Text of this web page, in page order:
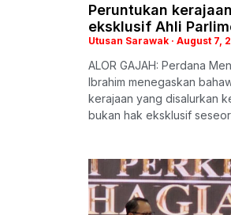
Peruntukan
eksklusif Ahli
Utusan Sarawak August 7,
ALOR GAJAH: Perdana
Ibrahim menegaskan
kerajaan yang disalurkan
bukan hak eksklusif